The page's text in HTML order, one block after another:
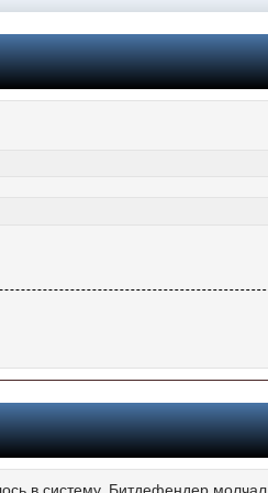
в систему. Битдефендер молчал.